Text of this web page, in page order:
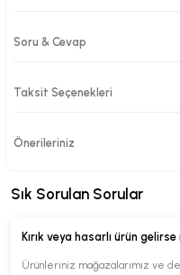
Soru & Cevap
Taksit Seçenekleri
Önerileriniz
Sık Sorulan Sorular
Kırık veya hasarlı ürün
Ürünleriniz mağazalarımız ve